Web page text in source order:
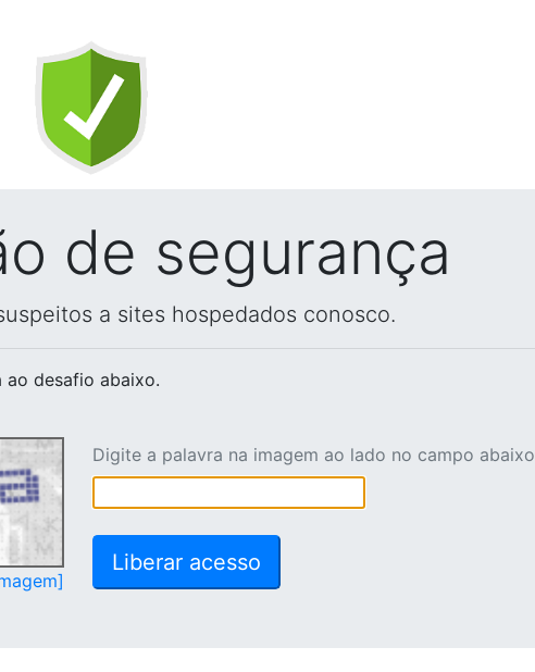
de segurança
a sites hospedados conosco.
ao desafio abaixo.
Digite a palavra na imagem ao lado no campo abaixo